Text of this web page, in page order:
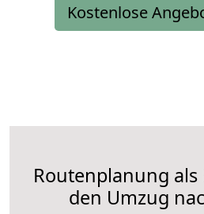
Kostenlose
Routenplanung
den Umzug